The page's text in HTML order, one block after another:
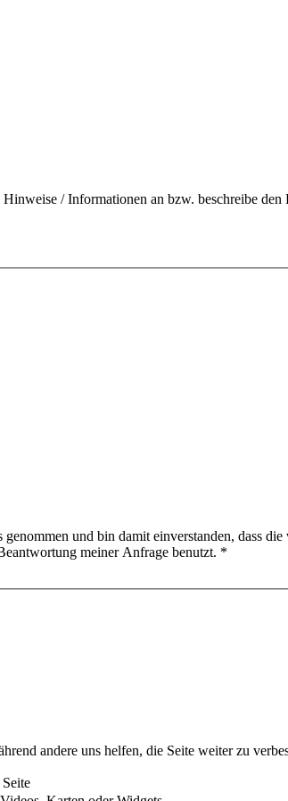
/ Informationen an bzw. beschreibe den
genommen und bin damit einverstanden, dass
meiner Anfrage benutzt. *
andere uns helfen, die Seite weiter zu